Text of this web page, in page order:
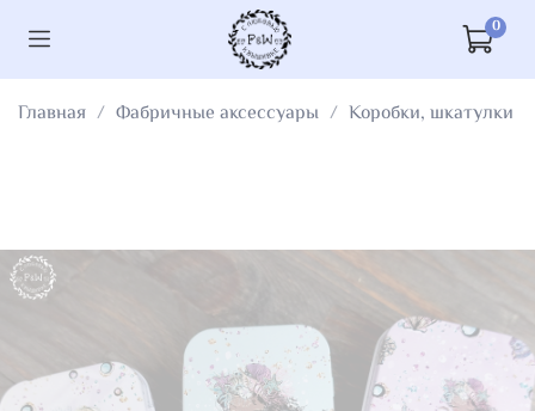
0
Главная Фабричные аксессуары Коробки, шкатулки